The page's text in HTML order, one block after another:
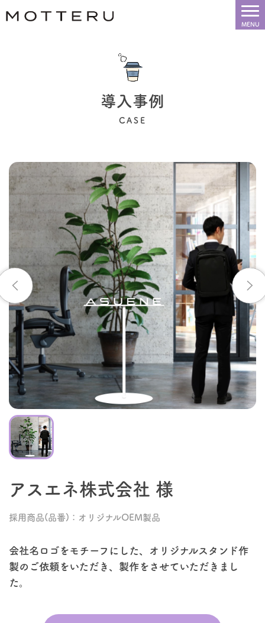
導入事例
CASE
アスエネ株式会社 様
採用商品(品番)：オリジナルOEM製品
会社名ロゴをモチーフにした、オリジナルスタンド作
製のご依頼をいただき、製作をさせていただきまし
た。